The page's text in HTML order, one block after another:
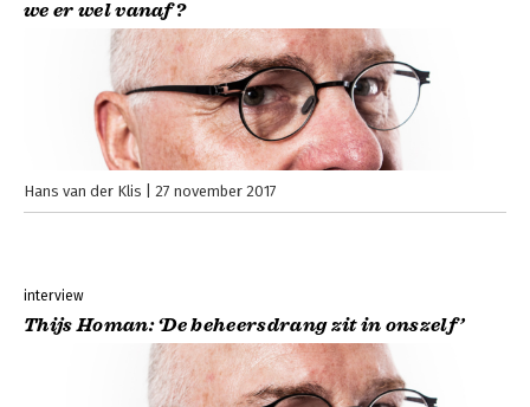
we er wel vanaf?
Hans van der Klis 27 november 2017
interview
Thijs Homan: ‘De beheersdrang zit in onszelf’